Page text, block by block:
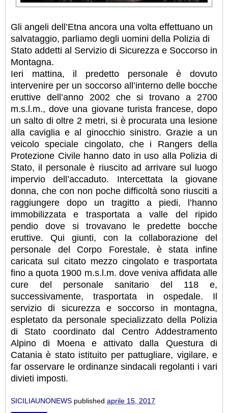
Gli angeli dell’Etna ancora una volta effettuano un
salvataggio, parliamo degli uomini della Polizia di
Stato addetti al Servizio di Sicurezza e Soccorso in
Montagna.
Ieri mattina, il predetto personale è dovuto
intervenire per un soccorso all’interno delle bocche
eruttive dell’anno 2002 che si trovano a 2700
m.s.l.m., dove una giovane turista francese, dopo
un salto di oltre 2 metri, si è procurata una lesione
alla caviglia e al ginocchio sinistro. Grazie a un
veicolo speciale cingolato, che i Rangers della
Protezione Civile hanno dato in uso alla Polizia di
Stato, il personale è riuscito ad arrivare sul luogo
impervio dell’accaduto. Intercettata la giovane
donna, che con non poche difficoltà sono riusciti a
raggiungere dopo un tragitto a piedi, l’hanno
immobilizzata e trasportata a valle del ripido
pendio dove si trovavano le predette bocche
eruttive. Qui giunti, con la collaborazione del
personale del Corpo Forestale, è stata infine
caricata sul citato mezzo cingolato e trasportata
fino a quota 1900 m.s.l.m. dove veniva affidata alle
cure del personale sanitario del 118 e,
successivamente, trasportata in ospedale. Il
servizio di sicurezza e soccorso in montagna,
espletato da personale specializzato della Polizia
di Stato coordinato dal Centro Addestramento
Alpino di Moena e attivato dalla Questura di
Catania è stato istituito per pattugliare, vigilare, e
far osservare le ordinanze sindacali regolanti i vari
divieti imposti.
SICILIAUNONEWS published aprile 15, 2017